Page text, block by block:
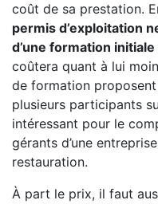
coût de sa prestation.
permis d’exploitation
d’une formation initiale
coûtera quant à lui
de formation
plusieurs participants
intéressant pour le
gérants d’une
restauration.
À part le prix, il faut